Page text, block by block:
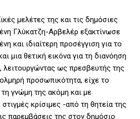
μελέτες της και τις δημόσιες
Γλύκατζη-Αρβελέρ εξακτίνωσε
και ιδιαίτερη προσέγγιση για το
μια θετική εικόνα για τη διανόηση
λειτουργώντας ως πρεσβευτής της
προσωπικότητα, είχε το
γνώμη της ακόμη και με
κρίσιμες -από τη θητεία της
παρεμβάσεις της στον δημόσιο